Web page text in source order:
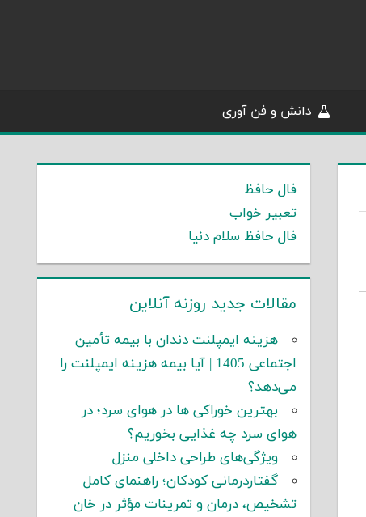
دانش و فن آوری
فال حافظ
تعبیر خواب
فال حافظ سلام دنیا
مقالات جدید روزنه آنلاین
هزینه ایمپلنت دندان با بیمه تأمین
اجتماعی 1405 | آیا بیمه هزینه ایمپلنت را
می‌دهد؟
بهترین خوراکی ها در هوای سرد؛ در
هوای سرد چه غذایی بخوریم؟
ویژگی‌های طراحی داخلی منزل
گفتاردرمانی کودکان؛ راهنمای کامل
تشخیص، درمان و تمرینات مؤثر در خان